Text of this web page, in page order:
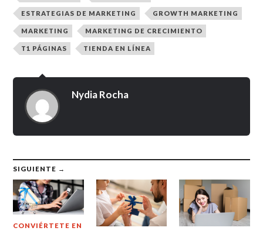
ESTRATEGIAS DE MARKETING GROWTH MARKETING
MARKETING MARKETING DE CRECIMIENTO
T1 PÁGINAS TIENDA EN LÍNEA
Nydia Rocha
SIGUIENTE →
CONVIÉRTETE EN